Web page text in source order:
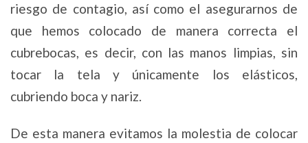
riesgo de contagio, así como el asegurarnos de
que hemos colocado de manera correcta el
cubrebocas, es decir, con las manos limpias, sin
tocar la tela y únicamente los elásticos,
cubriendo boca y nariz.
De esta manera evitamos la molestia de colocar